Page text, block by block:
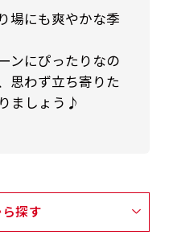
場にも爽やかな季
ンにぴったりなの
思わず立ち寄りた
ましょう♪
探す